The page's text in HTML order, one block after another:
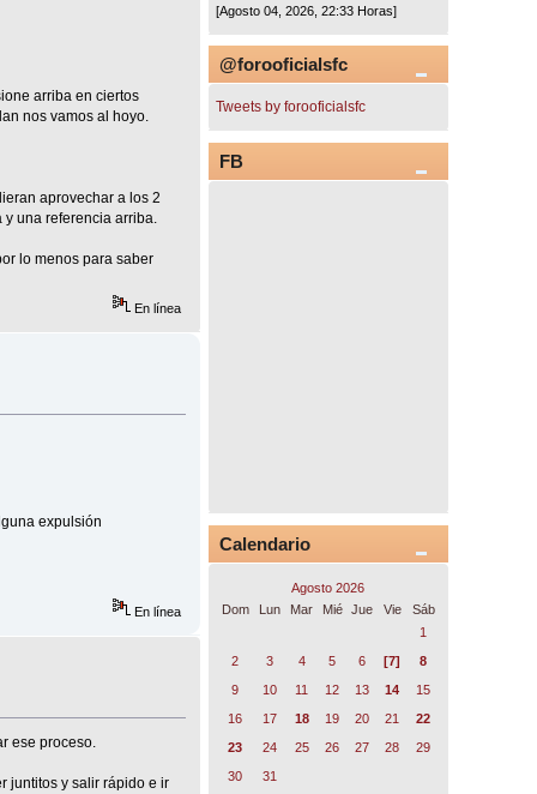
arriba en ciertos
nos vamos al hoyo.
aprovechar a los 2
una referencia arriba.
lo menos para saber
En línea
expulsión
En línea
ese proceso.
juntitos y salir rápido e ir
[Agosto 04, 2026, 22:33 Horas]
@forooficialsfc
Tweets by forooficialsfc
FB
Calendario
Agosto 2026
Dom
Lun Mar Mié Jue Vie
Sáb
1
2
3 4 5 6 [7]
8
9
10 11 12 13 14
15
16
17 18 19 20 21
22
23
24 25 26 27 28
29
30
31